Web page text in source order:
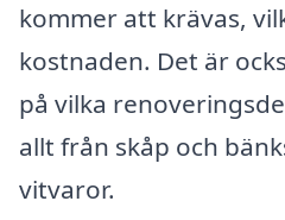
kommer att krävas,
kostnaden. Det är
på vilka
allt från skåp och
vitvaror.